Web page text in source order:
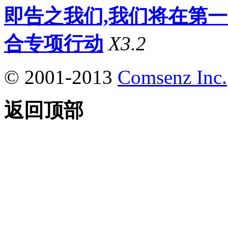
即告之我们,我们将在第
合专项行动 X3.2
© 2001-2013 Comsenz Inc.
返回顶部